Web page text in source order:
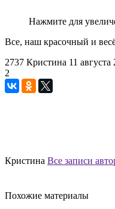
Нажмите для
Все, наш красочный и
2737 Кристина 11 августа
2
Кристина Все записи
Похожие материалы